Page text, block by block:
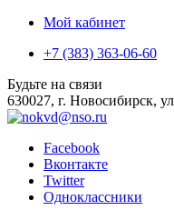
Мой кабинет
+7 (383) 363-06-60
Будьте на связи
630027, г. Новосибирск,
Facebook
Вконтакте
Twitter
Одноклассники